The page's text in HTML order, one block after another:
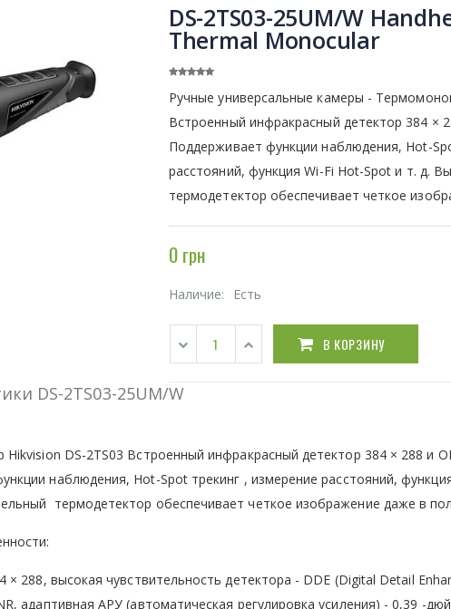
DS-2TS03-25UM/W
Thermal Monocular
Ручные универсальные камеры -
Встроенный инфракрасный детектор 384 ×
Поддерживает функции наблюдения, Hot-
расстояний, функция Wi-Fi Hot-Spot и т. д.
термодетектор обеспечивает четкое
0 грн
Наличие: Есть
В КОРЗИНУ
DS-2TS03-25UM/W
DS-2TS03 Встроенный инфракрасный детектор 384 × 288 и
наблюдения, Hot-Spot трекинг , измерение расстояний,
термодетектор обеспечивает четкое изображение даже в
× 288, высокая чувствительность детектора - DDE (Digital Detail
адаптивная АРУ (автоматическая регулировка усиления) - 0,39 -